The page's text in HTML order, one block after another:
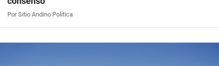
Por Sitio Andino Política